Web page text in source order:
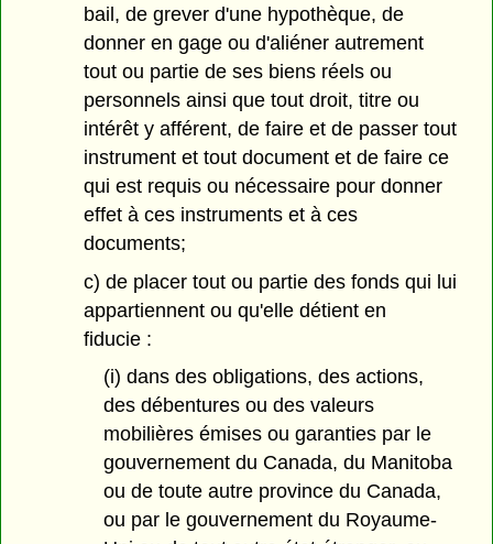
bail, de grever d'une hypothèque, de
donner en gage ou d'aliéner autrement
tout ou partie de ses biens réels ou
personnels ainsi que tout droit, titre ou
intérêt y afférent, de faire et de passer tout
instrument et tout document et de faire ce
qui est requis ou nécessaire pour donner
effet à ces instruments et à ces
documents;
c) de placer tout ou partie des fonds qui lui
appartiennent ou qu'elle détient en
fiducie :
(i) dans des obligations, des actions,
des débentures ou des valeurs
mobilières émises ou garanties par le
gouvernement du Canada, du Manitoba
ou de toute autre province du Canada,
ou par le gouvernement du Royaume-